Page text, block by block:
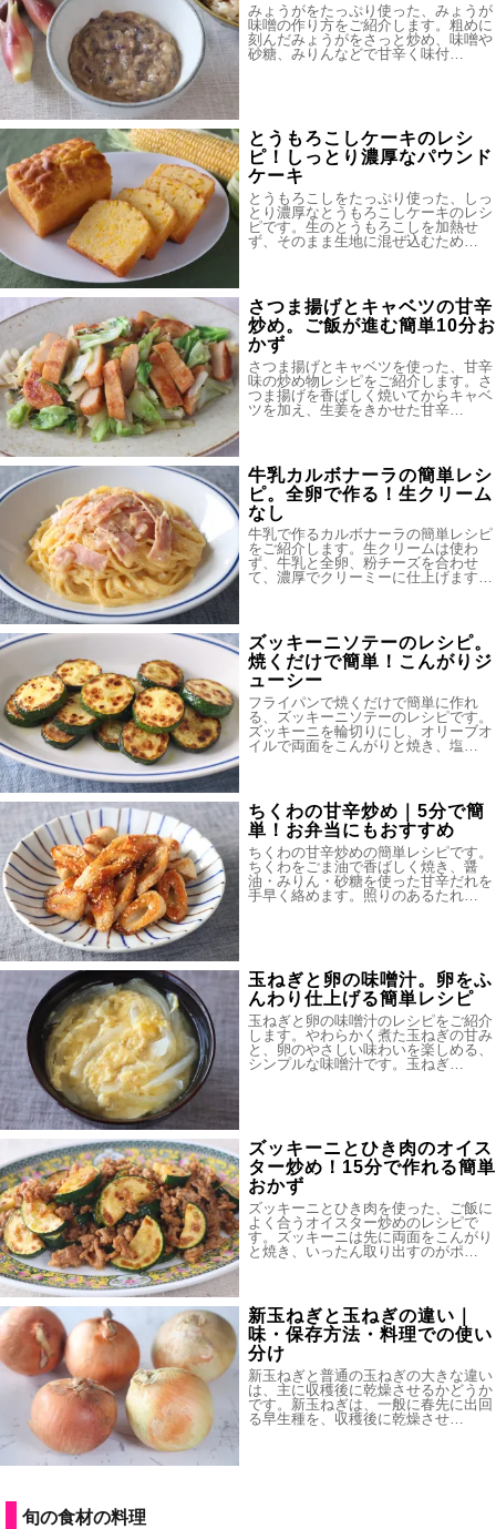
みょうがをたっぷり使った、みょうが
味噌の作り方をご紹介します。粗めに
刻んだみょうがをさっと炒め、味噌や
砂糖、みりんなどで甘辛く味付…
とうもろこしケーキのレシ
ピ！しっとり濃厚なパウンド
ケーキ
とうもろこしをたっぷり使った、しっ
とり濃厚なとうもろこしケーキのレシ
ピです。生のとうもろこしを加熱せ
ず、そのまま生地に混ぜ込むため…
さつま揚げとキャベツの甘辛
炒め。ご飯が進む簡単10分お
かず
さつま揚げとキャベツを使った、甘辛
味の炒め物レシピをご紹介します。さ
つま揚げを香ばしく焼いてからキャベ
ツを加え、生姜をきかせた甘辛…
牛乳カルボナーラの簡単レシ
ピ。全卵で作る！生クリーム
なし
牛乳で作るカルボナーラの簡単レシピ
をご紹介します。生クリームは使わ
ず、牛乳と全卵、粉チーズを合わせ
て、濃厚でクリーミーに仕上げます…
ズッキーニソテーのレシピ。
焼くだけで簡単！こんがりジ
ューシー
フライパンで焼くだけで簡単に作れ
る、ズッキーニソテーのレシピです。
ズッキーニを輪切りにし、オリーブオ
イルで両面をこんがりと焼き、塩…
ちくわの甘辛炒め｜5分で簡
単！お弁当にもおすすめ
ちくわの甘辛炒めの簡単レシピです。
ちくわをごま油で香ばしく焼き、醤
油・みりん・砂糖を使った甘辛だれを
手早く絡めます。照りのあるたれ…
玉ねぎと卵の味噌汁。卵をふ
んわり仕上げる簡単レシピ
玉ねぎと卵の味噌汁のレシピをご紹介
します。やわらかく煮た玉ねぎの甘み
と、卵のやさしい味わいを楽しめる、
シンプルな味噌汁です。玉ねぎ…
ズッキーニとひき肉のオイス
ター炒め！15分で作れる簡単
おかず
ズッキーニとひき肉を使った、ご飯に
よく合うオイスター炒めのレシピで
す。ズッキーニは先に両面をこんがり
と焼き、いったん取り出すのがポ…
新玉ねぎと玉ねぎの違い｜
味・保存方法・料理での使い
分け
新玉ねぎと普通の玉ねぎの大きな違い
は、主に収穫後に乾燥させるかどうか
です。新玉ねぎは、一般に春先に出回
る早生種を、収穫後に乾燥させ…
旬の食材の料理